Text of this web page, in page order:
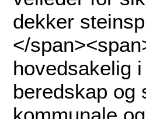
dekker
</
hovedsakelig
beredskap og